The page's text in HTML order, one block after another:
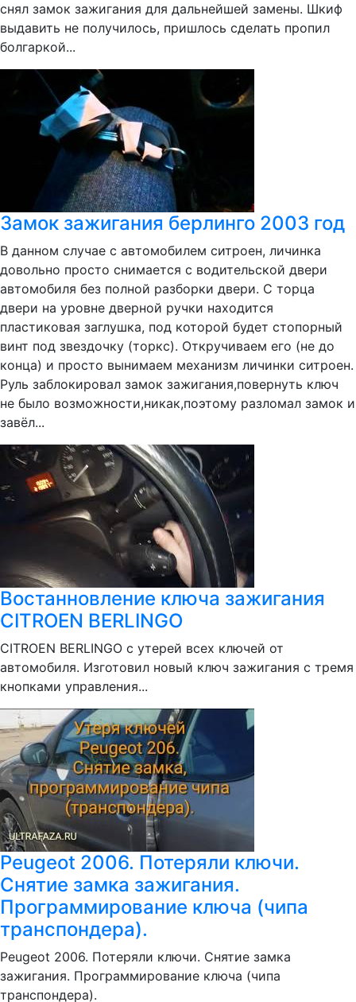
снял замок зажигания для дальнейшей замены. Шкиф
выдавить не получилось, пришлось сделать пропил
болгаркой...
Замок зажигания берлинго 2003 год
В данном случае с автомобилем ситроен, личинка
довольно просто снимается с водительской двери
автомобиля без полной разборки двери. С торца
двери на уровне дверной ручки находится
пластиковая заглушка, под которой будет стопорный
винт под звездочку (торкс). Откручиваем его (не до
конца) и просто вынимаем механизм личинки ситроен.
Руль заблокировал замок зажигания,повернуть ключ
не было возможности,никак,поэтому разломал замок и
завёл...
Востанновление ключа зажигания
CITROEN BERLINGO
CITROEN BERLINGO с утерей всех ключей от
автомобиля. Изготовил новый ключ зажигания с тремя
кнопками управления...
Peugeot 2006. Потеряли ключи.
Снятие замка зажигания.
Программирование ключа (чипа
транспондера).
Peugeot 2006. Потеряли ключи. Снятие замка
зажигания. Программирование ключа (чипа
транспондера).